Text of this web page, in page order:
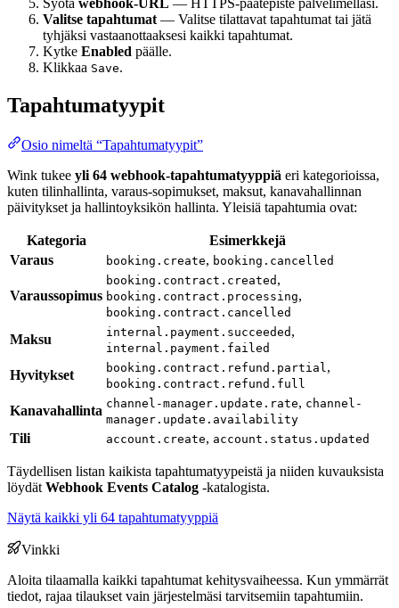
Syötä webhook-URL — HTTPS-päätepiste palvelimellasi.
Valitse tapahtumat — Valitse tilattavat tapahtumat tai jätä
tyhjäksi vastaanottaaksesi kaikki tapahtumat.
Kytke Enabled päälle.
Klikkaa Save.
Tapahtumatyypit
Osio nimeltä “Tapahtumatyypit”
Wink tukee yli 64 webhook-tapahtumatyyppiä eri kategorioissa,
kuten tilinhallinta, varaus-sopimukset, maksut, kanavahallinnan
päivitykset ja hallintoyksikön hallinta. Yleisiä tapahtumia ovat:
Kategoria
Esimerkkejä
Varaus
booking.create, booking.cancelled
Varaussopimus
booking.contract.created ,
booking.contract.processing,
booking.contract.cancelled
Maksu internal.payment.succeeded ,
internal.payment.failed
Hyvitykset booking.contract.refund.partial ,
booking.contract.refund.full
Kanavahallinta channel-manager.update.rate, channel-
manager.update.availability
Tili account.create, account.status.updated
Täydellisen listan kaikista tapahtumatyypeistä ja niiden kuvauksista
löydät Webhook Events Catalog -katalogista.
Näytä kaikki yli 64 tapahtumatyyppiä
Vinkki
Aloita tilaamalla kaikki tapahtumat kehitysvaiheessa. Kun ymmärrät
tiedot, rajaa tilaukset vain järjestelmäsi tarvitsemiin tapahtumiin.